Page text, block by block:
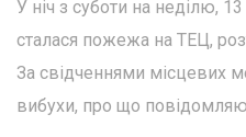
У ніч з суботи на неділю,
сталася пожежа на ТЕЦ,
За свідченнями місцевих
вибухи, про що